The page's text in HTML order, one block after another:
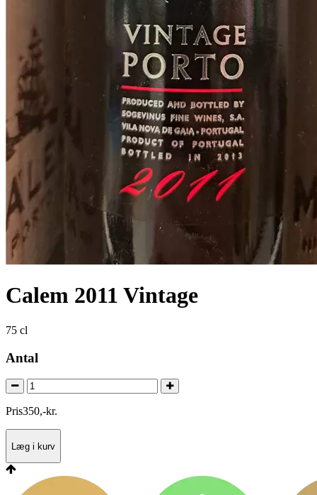
Calem 2011 Vintage
75 cl
Antal
Pris350,-kr.
Læg i kurv